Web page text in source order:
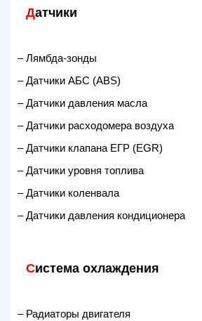
Датчики
– Лямбда-зонды
– Датчики АБС (ABS)
– Датчики давления масла
– Датчики расходомера воздуха
– Датчики клапана ЕГР (EGR)
– Датчики уровня топлива
– Датчики коленвала
– Датчики давления кондиционера
Система охлаждения
– Радиаторы двигателя